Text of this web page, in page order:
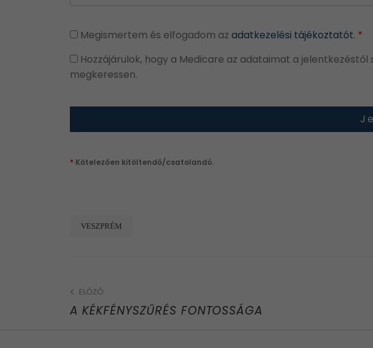
Megismertem és elfogadom az adatkezelési tájékoztatót. *
Hozzájárulok, hogy a Medicare az adataimat a
megkeressen.
* Kötelezően kitöltendő/csatolandó.
VESZPRÉM
ELŐZŐ
A KÉKFÉNYSZŰRÉS FONTOSSÁGA